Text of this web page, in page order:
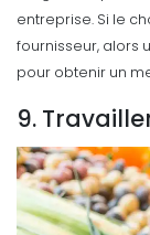
entreprise. Si le
fournisseur, alors
pour obtenir un
9.